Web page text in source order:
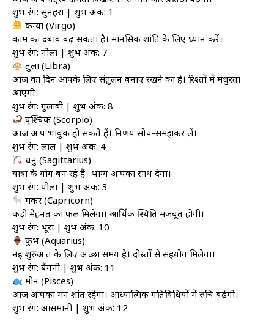
शुभ रंग: सुनहरा | शुभ अंक: 1
कन्या (Virgo)
काम का दबाव बढ़ सकता है। मानसिक शांति के लिए ध्यान करें।
शुभ रंग: नीला | शुभ अंक: 7
तुला (Libra)
आज का दिन आपके लिए संतुलन बनाए रखने का है। रिश्तों में मधुरता
आएगी।
शुभ रंग: गुलाबी | शुभ अंक: 8
वृश्चिक (Scorpio)
आज आप भावुक हो सकते हैं। निर्णय सोच-समझकर लें।
शुभ रंग: लाल | शुभ अंक: 4
धनु (Sagittarius)
यात्रा के योग बन रहे हैं। भाग्य आपका साथ देगा।
शुभ रंग: पीला | शुभ अंक: 3
मकर (Capricorn)
कड़ी मेहनत का फल मिलेगा। आर्थिक स्थिति मजबूत होगी।
शुभ रंग: भूरा | शुभ अंक: 10
कुंभ (Aquarius)
नई शुरुआत के लिए अच्छा समय है। दोस्तों से सहयोग मिलेगा।
शुभ रंग: बैंगनी | शुभ अंक: 11
मीन (Pisces)
आज आपका मन शांत रहेगा। आध्यात्मिक गतिविधियों में रुचि बढ़ेगी।
शुभ रंग: आसमानी | शुभ अंक: 12